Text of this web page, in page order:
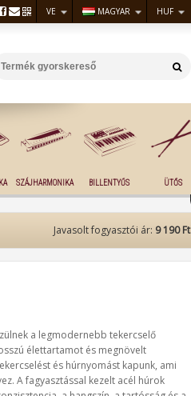
VE MAGYAR HUF
SZÁJHARMONIKA BILLENTYŰS ÜTŐS
Javasolt fogyasztói ár: 9 190 Ft
a legmodernebb tekercselő
élettartamot és megnövelt
és húrnyomást kapunk, ami
A fagyasztással kezelt acél húrok